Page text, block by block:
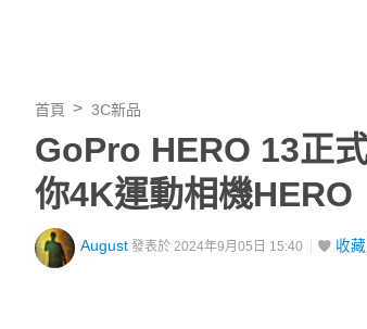
首頁 3C新品
GoPro HERO 13正
你4K運動相機HERO
August 發表於 2024年9月05日 15:40 收